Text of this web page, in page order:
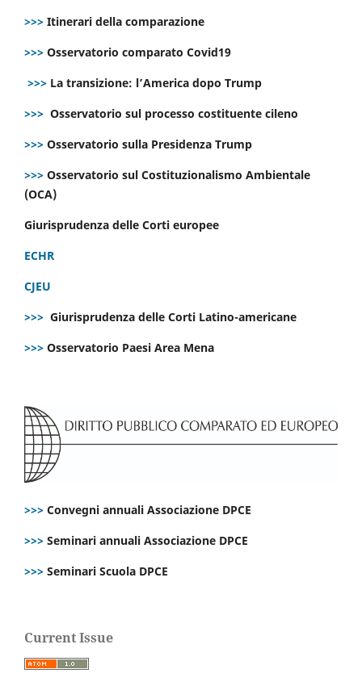
>>> Itinerari della comparazione
>>> Osservatorio comparato Covid19
>>> La transizione: l’America dopo Trump
>>> Osservatorio sul processo costituente cileno
>>> Osservatorio sulla Presidenza Trump
>>> Osservatorio sul Costituzionalismo Ambientale
(OCA)
Giurisprudenza delle Corti europee
ECHR
CJEU
>>> Giurisprudenza delle Corti Latino-americane
>>> Osservatorio Paesi Area Mena
>>> Convegni annuali Associazione DPCE
>>> Seminari annuali Associazione DPCE
>>> Seminari Scuola DPCE
Current Issue